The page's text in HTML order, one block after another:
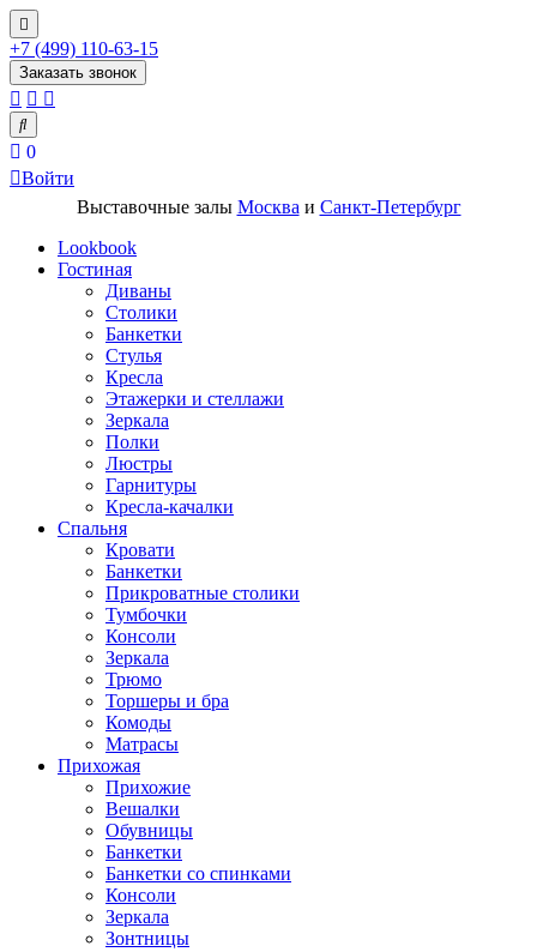
+7 (499) 110-63-15
Заказать звонок
0
Войти
Выставочные залы Москва и Санкт-Петербург
Lookbook
Гостиная
Диваны
Столики
Банкетки
Стулья
Кресла
Этажерки и стеллажи
Зеркала
Полки
Люстры
Гарнитуры
Кресла-качалки
Спальня
Кровати
Банкетки
Прикроватные столики
Тумбочки
Консоли
Зеркала
Трюмо
Торшеры и бра
Комоды
Матрасы
Прихожая
Прихожие
Вешалки
Обувницы
Банкетки
Банкетки со спинками
Консоли
Зеркала
Зонтницы